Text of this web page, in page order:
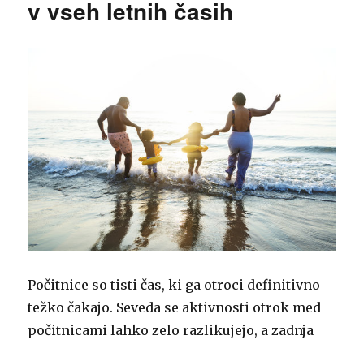
v vseh letnih časih
Počitnice so tisti čas, ki ga otroci definitivno
težko čakajo. Seveda se aktivnosti otrok med
počitnicami lahko zelo razlikujejo, a zadnja